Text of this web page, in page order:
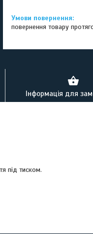
повернення товару
Інформація для
під тиском.